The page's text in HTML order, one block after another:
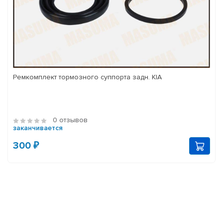
Ремкомплект тормозного суппорта задн. KIA
0 отзывов
заканчивается
300 ₽